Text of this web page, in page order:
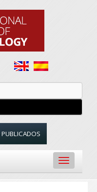
Toggle
navigation